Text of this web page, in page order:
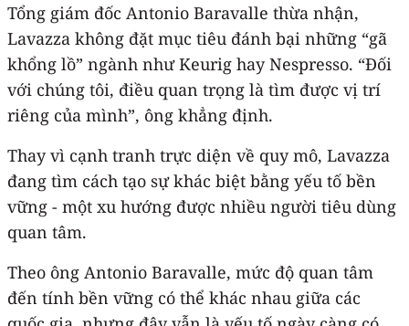
Tổng giám đốc Antonio Baravalle thừa nhận,
Lavazza không đặt mục tiêu đánh bại những “gã
khổng lồ” ngành như Keurig hay Nespresso. “Đối
với chúng tôi, điều quan trọng là tìm được vị trí
riêng của mình”, ông khẳng định.
Thay vì cạnh tranh trực diện về quy mô, Lavazza
đang tìm cách tạo sự khác biệt bằng yếu tố bền
vững - một xu hướng được nhiều người tiêu dùng
quan tâm.
Theo ông Antonio Baravalle, mức độ quan tâm
đến tính bền vững có thể khác nhau giữa các